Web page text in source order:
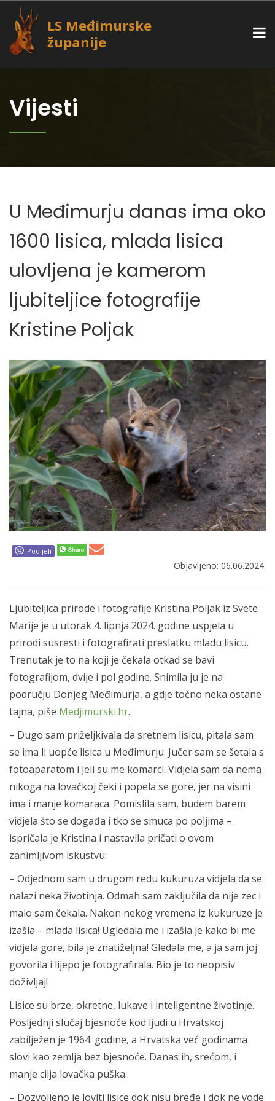
LS Međimurske
županije
Vijesti
U Međimurju danas ima oko
1600 lisica, mlada lisica
ulovljena je kamerom
ljubiteljice fotografije
Kristine Poljak
Podijeli
Objavljeno: 06.06.2024.
Ljubiteljica prirode i fotografije Kristina Poljak iz Svete
Marije je u utorak 4. lipnja 2024. godine uspjela u
prirodi susresti i fotografirati preslatku mladu lisicu.
Trenutak je to na koji je čekala otkad se bavi
fotografijom, dvije i pol godine. Snimila ju je na
području Donjeg Međimurja, a gdje točno neka ostane
tajna, piše Medjimurski.hr.
– Dugo sam priželjkivala da sretnem lisicu, pitala sam
se ima li uopće lisica u Međimurju. Jučer sam se šetala s
fotoaparatom i jeli su me komarci. Vidjela sam da nema
nikoga na lovačkoj čeki i popela se gore, jer na visini
ima i manje komaraca. Pomislila sam, budem barem
vidjela što se događa i tko se smuca po poljima –
ispričala je Kristina i nastavila pričati o ovom
zanimljivom iskustvu:
– Odjednom sam u drugom redu kukuruza vidjela da se
nalazi neka životinja. Odmah sam zaključila da nije zec i
malo sam čekala. Nakon nekog vremena iz kukuruze je
izašla – mlada lisica! Ugledala me i izašla je kako bi me
vidjela gore, bila je znatiželjna! Gledala me, a ja sam joj
govorila i lijepo je fotografirala. Bio je to neopisiv
doživljaj!
Lisice su brze, okretne, lukave i inteligentne životinje.
Posljednji slučaj bjesnoće kod ljudi u Hrvatskoj
zabilježen je 1964. godine, a Hrvatska već godinama
slovi kao zemlja bez bjesnoće. Danas ih, srećom, i
manje cilja lovačka puška.
– Dozvoljeno je loviti lisice dok nisu bređe i dok ne vode